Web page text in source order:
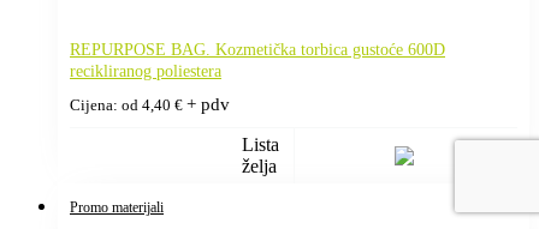
REPURPOSE BAG. Kozmetička torbica gustoće 600D
recikliranog poliestera
Cijena: od 4,40 € + pdv
Lista
želja
Promo materijali